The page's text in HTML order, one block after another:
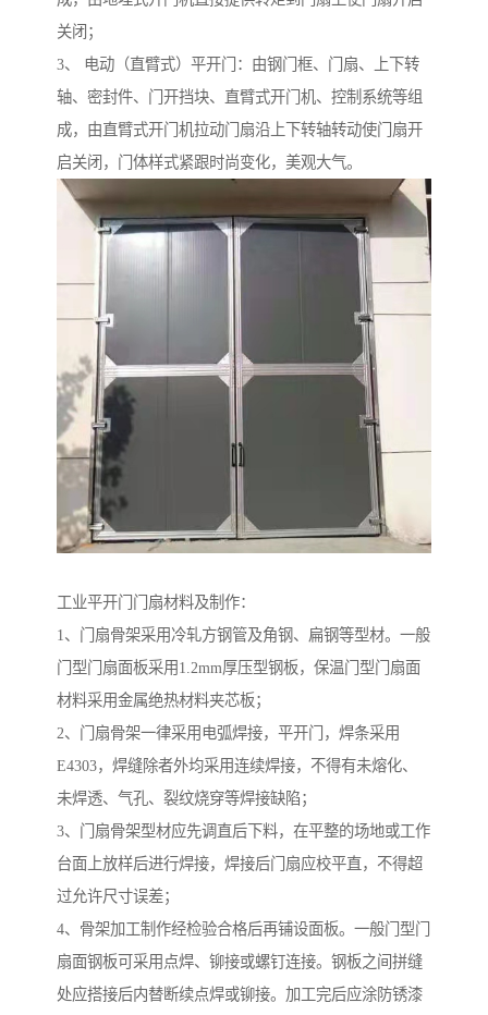
关闭；
3、 电动（直臂式）平开门：由钢门框、门扇、上下转
轴、密封件、门开挡块、直臂式开门机、控制系统等组
成，由直臂式开门机拉动门扇沿上下转轴转动使门扇开
启关闭，门体样式紧跟时尚变化，美观大气。
工业平开门门扇材料及制作：
1、门扇骨架采用冷轧方钢管及角钢、扁钢等型材。一般
门型门扇面板采用1.2mm厚压型钢板，保温门型门扇面
材料采用金属绝热材料夹芯板；
2、门扇骨架一律采用电弧焊接，平开门，焊条采用
E4303，焊缝除者外均采用连续焊接，不得有未熔化、
未焊透、气孔、裂纹烧穿等焊接缺陷；
3、门扇骨架型材应先调直后下料，在平整的场地或工作
台面上放样后进行焊接，焊接后门扇应校平直，不得超
过允许尺寸误差；
4、骨架加工制作经检验合格后再铺设面板。一般门型门
扇面钢板可采用点焊、铆接或螺钉连接。钢板之间拼缝
处应搭接后内替断续点焊或铆接。加工完后应涂防锈漆